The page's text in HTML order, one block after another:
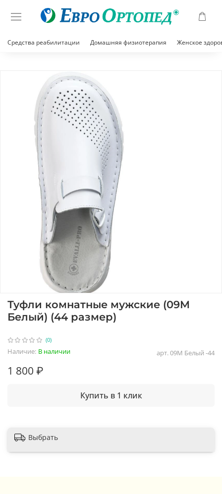
Средства реабилитации Домашняя физиотерапия Женское
(0)
арт.09М Белый -44
Наличие: В наличии
Туфли комнатные мужские (09М
Белый) (44 размер)
1 800 ₽
Купить в 1 клик
Выбрать